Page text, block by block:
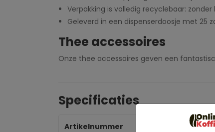
Verpakking is volledig recyclebaar:
Geleverd in een dispenserdoosje met 25
Thee accessoires
Onze thee accessoires geven een
Specificaties
Artikelnummer